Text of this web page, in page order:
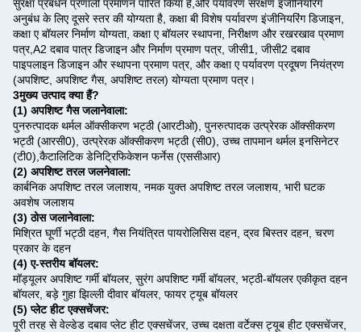
सुरक्षा प्रबंधन प्रणाली प्रमाणन पारित किया है,और पर्यावरण संरक्षण इंजीनियरिंग
अनुबंध के लिए दूसरे स्तर की योग्यता है, कक्षा बी विशेष पर्यावरण इंजीनियरिंग डिजाइन,
कक्षा ए बॉयलर निर्माण योग्यता, कक्षा ए बॉयलर स्थापना, निरीक्षण और रखरखाव प्रमाण
पत्र,A2 दबाव पात्र डिजाइन और निर्माण प्रमाण पत्र, जीसी1, जीसी2 दबाव
पाइपलाइन डिजाइन और स्थापना प्रमाण पत्र, और कक्षा ए पर्यावरण प्रदूषण नियंत्रण
(अपशिष्ट, अपशिष्ट गैस, अपशिष्ट तरल) योग्यता प्रमाण पत्र।
3मुख्य उत्पाद क्या हैं?
(1) अपशिष्ट गैस जलानेवाला:
पुनरुत्पादक थर्मल ऑक्सीकरण भट्ठी (आरटीओ), पुनरुत्पादक उत्प्रेरक ऑक्सीकरण
भट्ठी (आरसी0), उत्प्रेरक ऑक्सीकरण भट्ठी (सी0), उच्च तापमान थर्मल इनसिनेटर
(टी0),कैटालिटिक डेनिट्रिफिकेशन फर्नेस (एससीआर)
(2) अपशिष्ट तरल जलनेवाला:
कार्बनिक अपशिष्ट तरल जलाशय, नमक युक्त अपशिष्ट तरल जलाशय, भारी घटक
अवशेष जलाशय
(3) ठोस जलानेवाला:
मिश्रित घूर्णी भट्ठी दहन, गैस नियंत्रित पायरोलिसिस दहन, द्रव बिस्तर दहन, चरण
प्रकार के दहन
(4) ए-स्तरीय बॉयलर:
मॉड्यूलर अपशिष्ट गर्मी बॉयलर, सुरंग अपशिष्ट गर्मी बॉयलर, भट्ठी-बॉयलर एकीकृत दहन
बॉयलर, बड़े गुहा झिल्ली दीवार बॉयलर, फायर ट्यूब बॉयलर
(5) प्लेट हीट एक्सचेंजर:
पूरी तरह से वेल्डेड दबाव प्लेट हीट एक्सचेंजर, उच्च दक्षता वर्टेक्स ट्यूब हीट एक्सचेंजर,